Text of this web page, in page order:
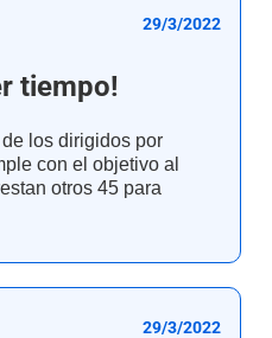
29/3/2022
tiempo!
los dirigidos por
con el objetivo al
otros 45 para
29/3/2022